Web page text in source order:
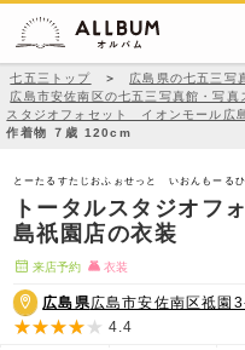
七五三トップ ＞ 広島県の七五三写
広島市安佐南区の七五三写真館・写真
スタジオフォセット イオンモール広
作着物 ７歳 120cm
とーたるすたじおふぉせっと いおんもーるひ
トータルスタジオ
島祇園店の衣装
来店予約 衣装
広島県広島市安佐南区祗
4.4